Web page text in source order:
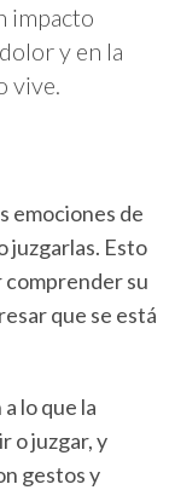
impacto
y en la
vive.
emociones de
juzgarlas. Esto
su
que se está
lo que la
o juzgar, y
gestos y